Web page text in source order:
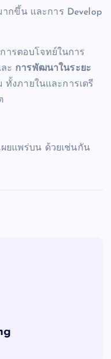
กขึ้น และการ Develop
ารตอบโจทย์ในการ
ะ การพัฒนาในระยะ
ทั้งภายในและการเตรี
ยแพร่บน ด้วยเช่นกัน